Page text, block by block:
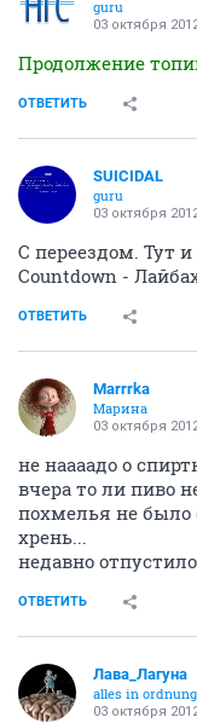
guru
03 октября
Продолжение
ОТВЕТИТЬ
SUICIDAL
guru
03 октября
С переездом. Тут
Countdown -
ОТВЕТИТЬ
Marrrka
Марина
03 октября
не наааадо о
вчера то ли пиво
похмелья не было
хрень...
недавно
ОТВЕТИТЬ
Лава_Лагуна
alles in ordnung
03 октября